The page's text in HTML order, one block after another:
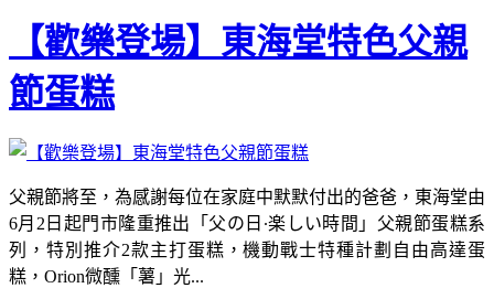
【歡樂登場】東海堂特色父親
節蛋糕
父親節將至，為感謝每位在家庭中默默付出的爸爸，東海堂由
6月2日起門市隆重推出「父の日∙楽しい時間」父親節蛋糕系
列，特別推介2款主打蛋糕，機動戰士特種計劃自由高達蛋
糕，Orion微醺「薯」光...